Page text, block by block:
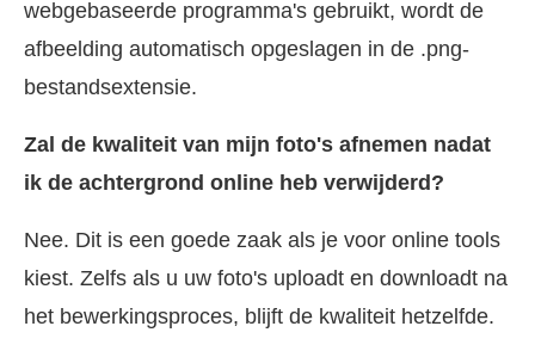
webgebaseerde programma's gebruikt, wordt de
afbeelding automatisch opgeslagen in de .png-
bestandsextensie.
Zal de kwaliteit van mijn foto's afnemen nadat
ik de achtergrond online heb verwijderd?
Nee. Dit is een goede zaak als je voor online tools
kiest. Zelfs als u uw foto's uploadt en downloadt na
het bewerkingsproces, blijft de kwaliteit hetzelfde.